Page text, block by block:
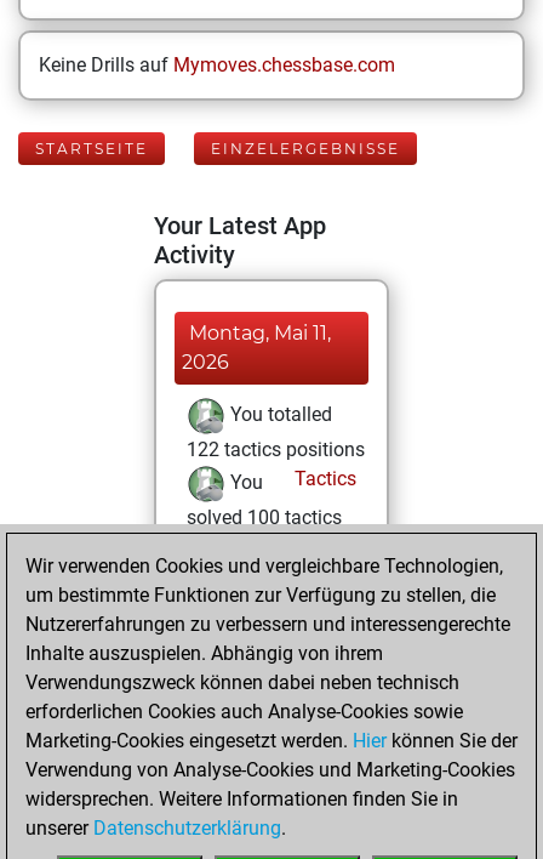
Keine Drills auf Mymoves.chessbase.com
STARTSEITE EINZELERGEBNISSE
Your Latest App
Activity
Montag, Mai 11,
2026
You totalled
122 tactics positions
Tactics
You
solved 100 tactics
You achieved
an Elo of 2182 in
tactics positions
Mittwoch, April
29, 2026
You played 1
bullet games
Play
You scored +1
Wir verwenden Cookies und vergleichbare Technologien,
um bestimmte Funktionen zur Verfügung zu stellen, die
Nutzererfahrungen zu verbessern und interessengerechte
Inhalte auszuspielen. Abhängig von ihrem
Verwendungszweck können dabei neben technisch
erforderlichen Cookies auch Analyse-Cookies sowie
Marketing-Cookies eingesetzt werden. Hierkönnen Sie der
Verwendung von Analyse-Cookies und Marketing-Cookies
widersprechen. Weitere Informationen finden Sie in
unserer Datenschutzerklärung.